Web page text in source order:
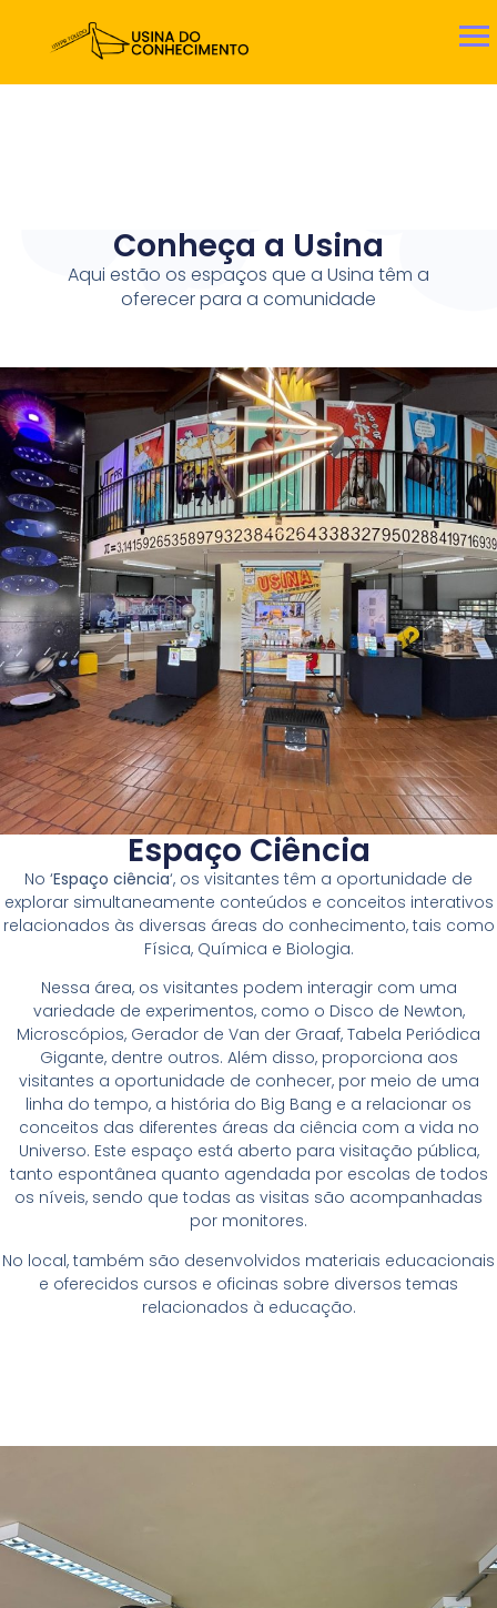
Conheça a Usina
Aqui estão os espaços que a Usina têm a
oferecer para a comunidade
Espaço Ciência
No ‘Espaço ciência‘, os visitantes têm a oportunidade de
explorar simultaneamente conteúdos e conceitos interativos
relacionados às diversas áreas do conhecimento, tais como
Física, Química e Biologia.
Nessa área, os visitantes podem interagir com uma
variedade de experimentos, como o Disco de Newton,
Microscópios, Gerador de Van der Graaf, Tabela Periódica
Gigante, dentre outros. Além disso, proporciona aos
visitantes a oportunidade de conhecer, por meio de uma
linha do tempo, a história do Big Bang e a relacionar os
conceitos das diferentes áreas da ciência com a vida no
Universo. Este espaço está aberto para visitação pública,
tanto espontânea quanto agendada por escolas de todos
os níveis, sendo que todas as visitas são acompanhadas
por monitores.
No local, também são desenvolvidos materiais educacionais
e oferecidos cursos e oficinas sobre diversos temas
relacionados à educação.